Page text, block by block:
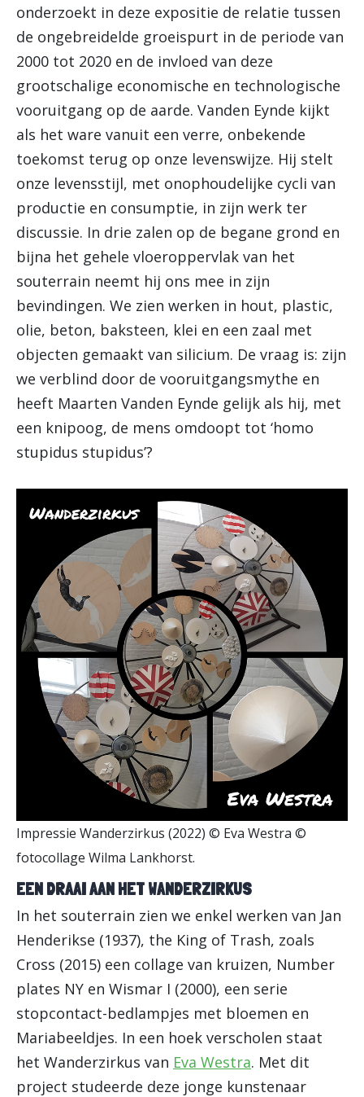
onderzoekt in deze expositie de relatie tussen
de ongebreidelde groeispurt in de periode van
2000 tot 2020 en de invloed van deze
grootschalige economische en technologische
vooruitgang op de aarde. Vanden Eynde kijkt
als het ware vanuit een verre, onbekende
toekomst terug op onze levenswijze. Hij stelt
onze levensstijl, met onophoudelijke cycli van
productie en consumptie, in zijn werk ter
discussie. In drie zalen op de begane grond en
bijna het gehele vloeroppervlak van het
souterrain neemt hij ons mee in zijn
bevindingen. We zien werken in hout, plastic,
olie, beton, baksteen, klei en een zaal met
objecten gemaakt van silicium. De vraag is: zijn
we verblind door de vooruitgangsmythe en
heeft Maarten Vanden Eynde gelijk als hij, met
een knipoog, de mens omdoopt tot ‘homo
stupidus stupidus’?
Impressie Wanderzirkus (2022) © Eva Westra ©
fotocollage Wilma Lankhorst.
EEN DRAAI AAN HET WANDERZIRKUS
In het souterrain zien we enkel werken van Jan
Henderikse (1937), the King of Trash, zoals
Cross (2015) een collage van kruizen, Number
plates NY en Wismar I (2000), een serie
stopcontact-bedlampjes met bloemen en
Mariabeeldjes. In een hoek verscholen staat
het Wanderzirkus van Eva Westra. Met dit
project studeerde deze jonge kunstenaar